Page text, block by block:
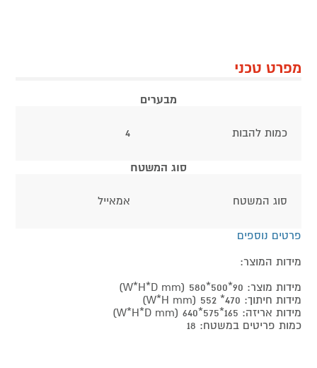
מפרט טכני
מבערים
כמות להבות 4
סוג המשטח
סוג המשטח אמאייל
פרטים נוספים
מידות המוצר:
מידות מוצר: 90*500*580 (W*H*D mm)
מידות חיתוך: 470* 552 (W*H mm)
מידות אריזה: 165*575*640 (W*H*D mm)
כמות פריטים במשטח: 18